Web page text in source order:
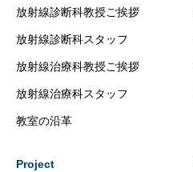
放射線診断科教授ご挨拶
放射線診断科スタッフ
放射線治療科教授ご挨拶
放射線治療科スタッフ
教室の沿革
Project